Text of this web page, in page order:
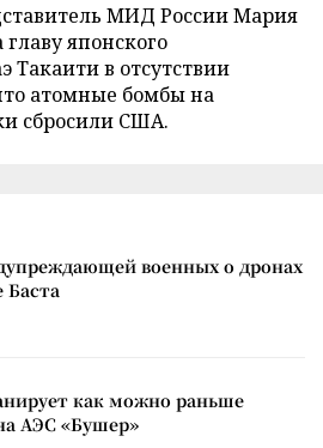
МИД России Мария
японского
Такаити в отсутствии
атомные бомбы на
сбросили США.
военных о дронах
Баста
как можно раньше
АЭС «Бушер»